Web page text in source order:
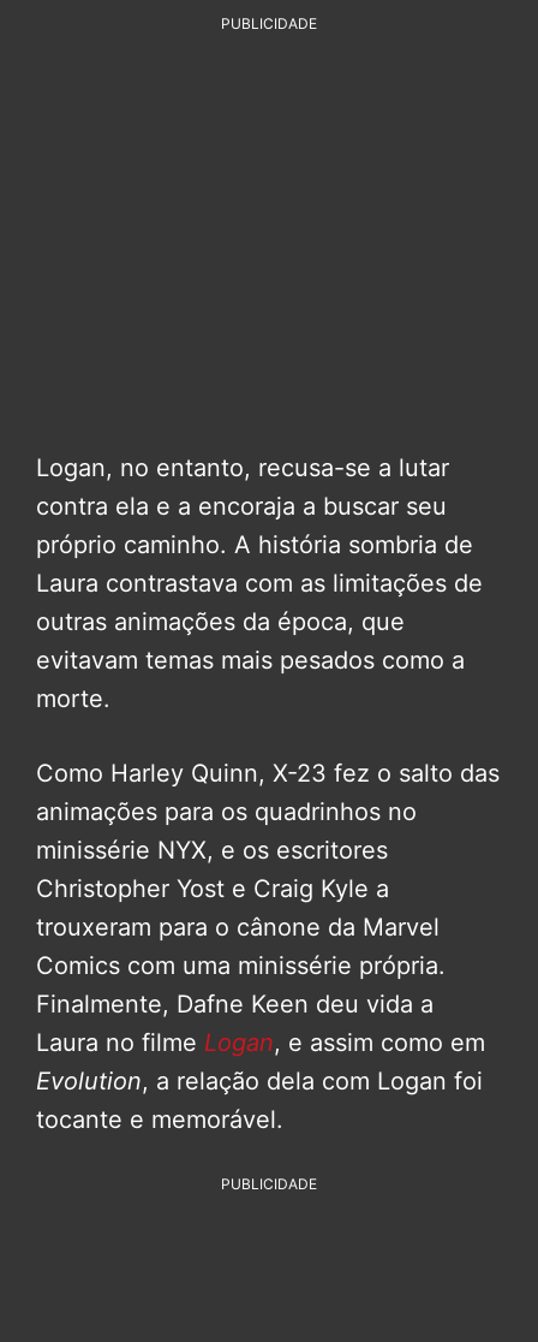
PUBLICIDADE
Logan, no entanto, recusa-se a lutar
contra ela e a encoraja a buscar seu
próprio caminho. A história sombria de
Laura contrastava com as limitações de
outras animações da época, que
evitavam temas mais pesados como a
morte.
Como Harley Quinn, X-23 fez o salto das
animações para os quadrinhos no
minissérie NYX, e os escritores
Christopher Yost e Craig Kyle a
trouxeram para o cânone da Marvel
Comics com uma minissérie própria.
Finalmente, Dafne Keen deu vida a
Laura no filme Logan, e assim como em
Evolution, a relação dela com Logan foi
tocante e memorável.
PUBLICIDADE